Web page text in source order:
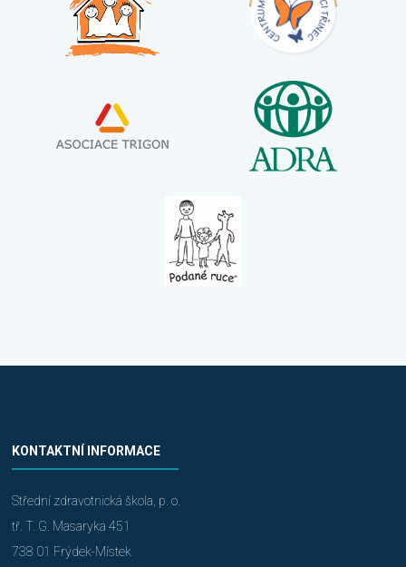
KONTAKTNÍ INFORMACE
Střední zdravotnická škola, p. o.
tř. T. G. Masaryka 451
738 01 Frýdek-Místek